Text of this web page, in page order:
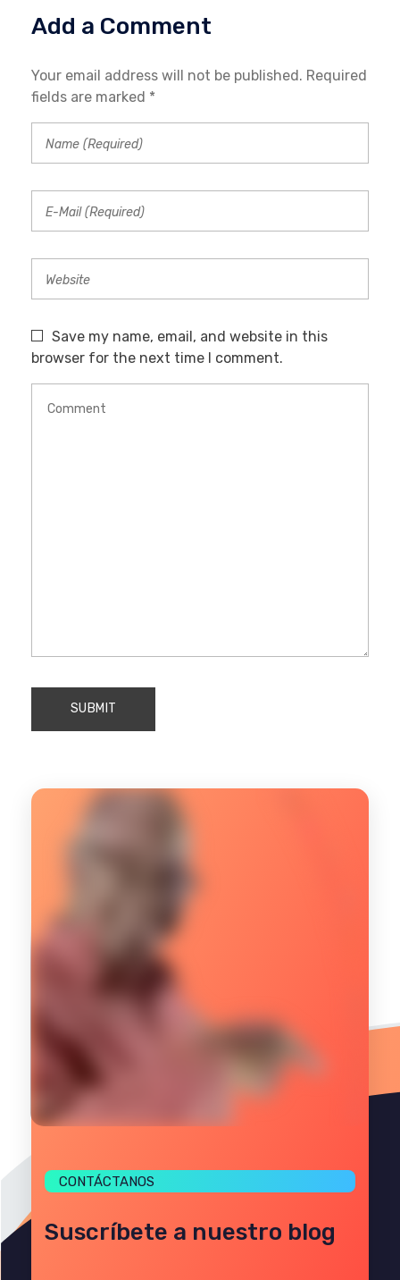
Add a Comment
Your email address will not be published. Required
fields are marked *
Save my name, email, and website in this
browser for the next time I comment.
CONTÁCTANOS
Suscríbete a nuestro blog